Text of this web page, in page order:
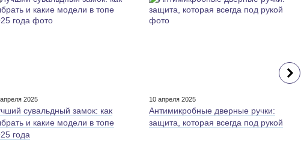
2025
сувальдный замок: как
и какие модели в топе
года
10 апреля 2025
Антимикробные дверные ручки:
защита, которая всегда под рукой